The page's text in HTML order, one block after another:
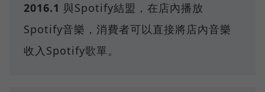
2016.1 與Spotify結盟，在店內播放
Spotify音樂，消費者可以直接將店內音樂
收入Spotify歌單。